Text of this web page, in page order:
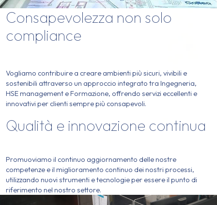
Consapevolezza non solo
compliance
Vogliamo contribuire a creare ambienti più sicuri, vivibili e
sostenibili attraverso un approccio integrato tra Ingegneria,
HSE management e Formazione, offrendo servizi eccellenti e
innovativi per clienti sempre più consapevoli.
Qualità e innovazione continua
Promuoviamo il continuo aggiornamento delle nostre
competenze e il miglioramento continuo dei nostri processi,
utilizzando nuovi strumenti e tecnologie per essere il punto di
riferimento nel nostro settore.